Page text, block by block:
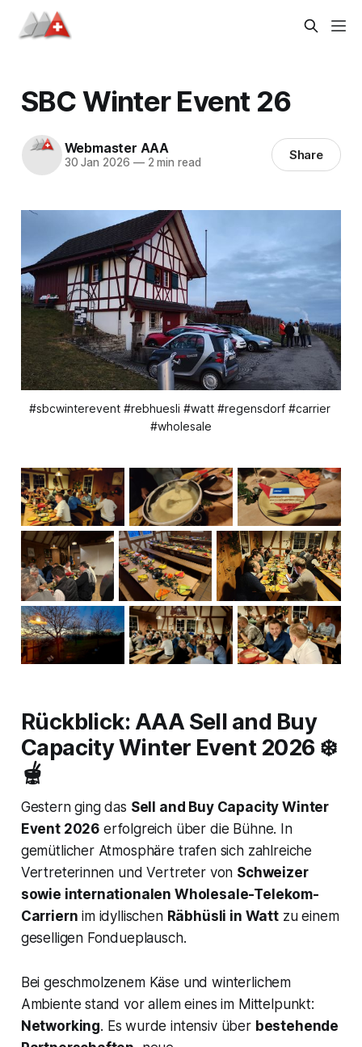
SBC Winter Event 26
Webmaster AAA
30 Jan 2026 —2 min read Share
#sbcwinterevent #rebhuesli #watt #regensdorf #carrier
#wholesale
Rückblick: AAA Sell and Buy
Capacity Winter Event 2026 ❄️
🫕
Gestern ging das Sell and Buy Capacity Winter
Event 2026 erfolgreich über die Bühne. In
gemütlicher Atmosphäre trafen sich zahlreiche
Vertreterinnen und Vertreter von Schweizer
sowie internationalen Wholesale-Telekom-
Carriern im idyllischen Räbhüsli in Wattzu einem
geselligen Fondueplausch.
Bei geschmolzenem Käse und winterlichem
Ambiente stand vor allem eines im Mittelpunkt:
Networking. Es wurde intensiv über bestehende